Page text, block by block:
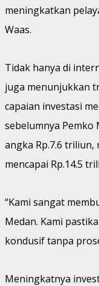
meningkatkan
Waas.
Tidak hanya di
juga menunjukkan
capaian investasi
sebelumnya Pemko
angka Rp.7.6
mencapai Rp.14.5
“Kami sangat
Medan. Kami
kondusif tanpa
Meningkatnya